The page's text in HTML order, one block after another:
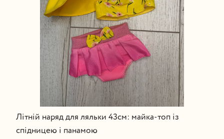
Літній наряд для ляльки 43см: майка-топ із
спідницею і панамою